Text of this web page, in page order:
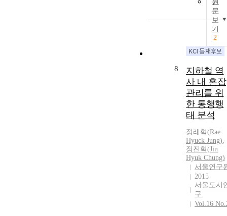
원
문
보
기
2
8
지하철 역
사 내 혼잡
관리를 위
한 통행행
태 분석
정래혁(Rae
Hyuck Jung),
정진혁(Jin
Hyuk Chung)
서울연구
2015
서울도시
구
Vol.16